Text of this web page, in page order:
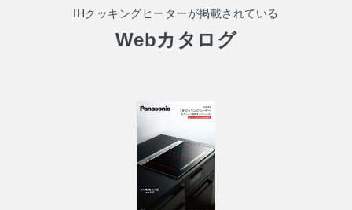
IHクッキングヒーターが掲載されている
Webカタログ